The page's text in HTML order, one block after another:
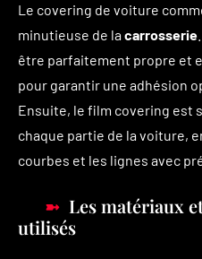
Le covering de voiture
minutieuse de lacarrosserie
être parfaitement propre et
pour garantir une adhésion
Ensuite, le film covering est
chaque partie de la voiture,
courbes et les lignes avec
Les matériaux
utilisés